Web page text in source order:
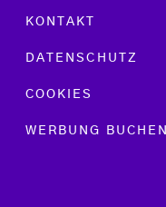
KONTAKT
DATENSCHUTZ
COOKIES
WERBUNG BUCHEN